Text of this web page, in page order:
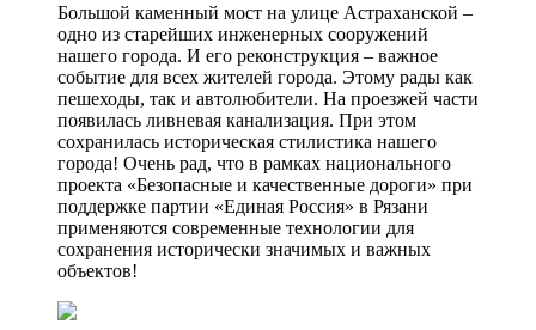
Большой каменный мост на улице Астраханской –
одно из старейших инженерных сооружений
нашего города. И его реконструкция – важное
событие для всех жителей города. Этому рады как
пешеходы, так и автолюбители. На проезжей части
появилась ливневая канализация. При этом
сохранилась историческая стилистика нашего
города! Очень рад, что в рамках национального
проекта «Безопасные и качественные дороги» при
поддержке партии «Единая Россия» в Рязани
применяются современные технологии для
сохранения исторически значимых и важных
объектов!